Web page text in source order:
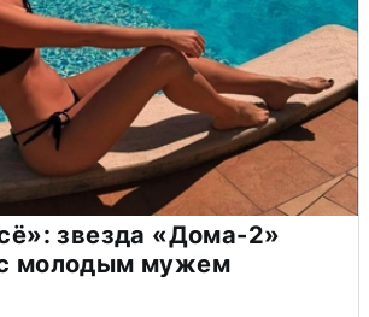
звезда «Дома-2»
молодым мужем